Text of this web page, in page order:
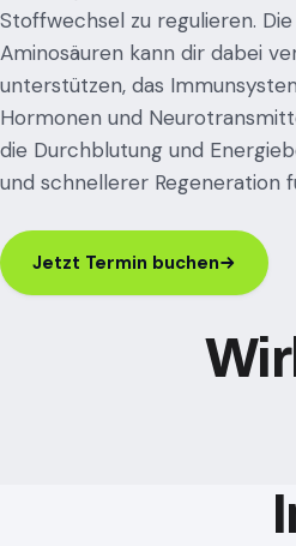
Stoffwechsel zu regulieren.
Aminosäuren kann dir dabei
unterstützen, das
Hormonen und
die Durchblutung und
und schnellerer Regeneration
Jetzt Termin buchen